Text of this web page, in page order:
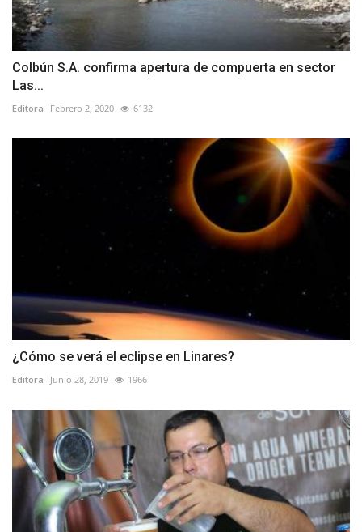
Colbún S.A. confirma apertura de compuerta en sector
Las...
Editora Febrero 2, 2020 6132
¿Cómo se verá el eclipse en Linares?
Editora Junio 28, 2019 1966